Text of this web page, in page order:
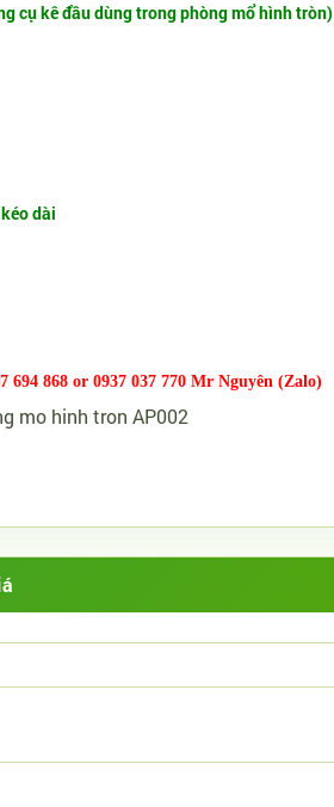
cụ kê đầu dùng trong phòng mổ hình tròn)
dài
868 or 0937 037 770 Mr Nguyên (Zalo)